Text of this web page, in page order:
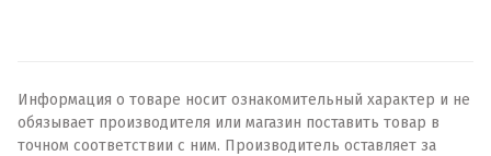
Информация о товаре носит ознакомительный характер и не
обязывает производителя или магазин поставить товар в
точном соответствии с ним. Производитель оставляет за